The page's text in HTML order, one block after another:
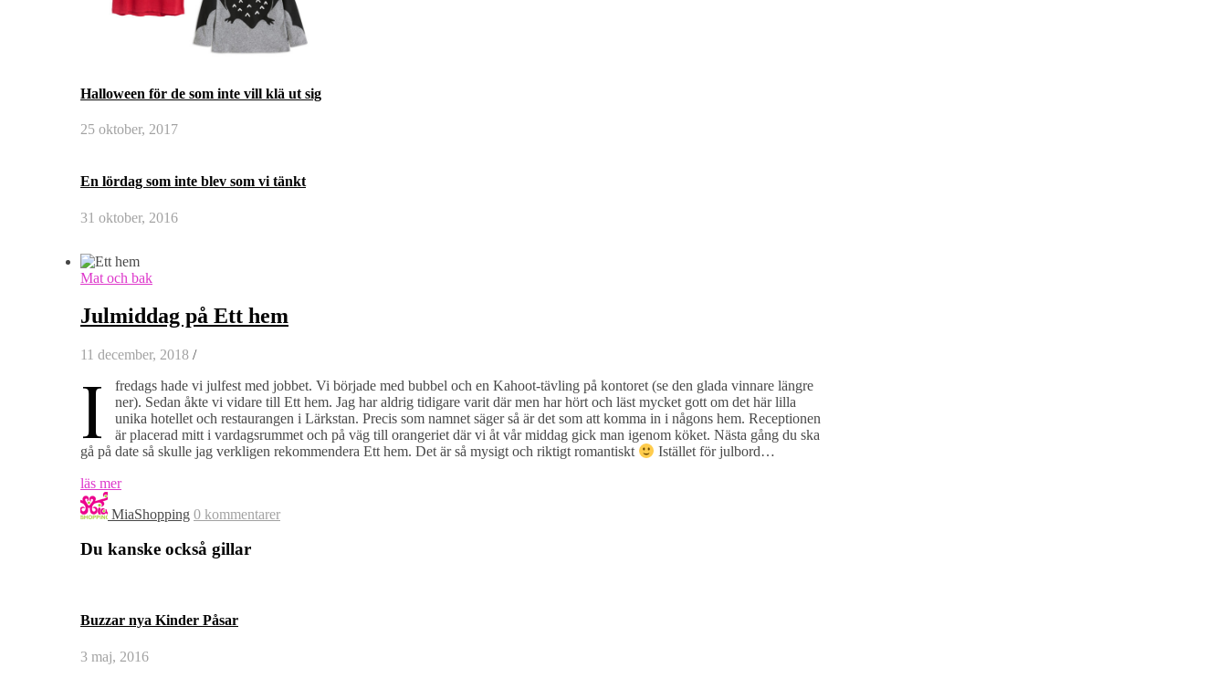
Halloween för de som inte vill klä ut sig
25 oktober, 2017
En lördag som inte blev som vi tänkt
31 oktober, 2016
Mat och bak
Julmiddag på Ett hem
11 december, 2018 /
I
fredags hade vi julfest med jobbet. Vi började med bubbel och en Kahoot-tävling på kontoret (se den glada vinnare längre
ner). Sedan åkte vi vidare till Ett hem. Jag har aldrig tidigare varit där men har hört och läst mycket gott om det här lilla
unika hotellet och restaurangen i Lärkstan. Precis som namnet säger så är det som att komma in i någons hem. Receptionen
är placerad mitt i vardagsrummet och på väg till orangeriet där vi åt vår middag gick man igenom köket. Nästa gång du ska
gå på date så skulle jag verkligen rekommendera Ett hem. Det är så mysigt och riktigt romantiskt
Istället för julbord…
läs mer
MiaShopping 0 kommentarer
Du kanske också gillar
Buzzar nya Kinder Påsar
3 maj, 2016